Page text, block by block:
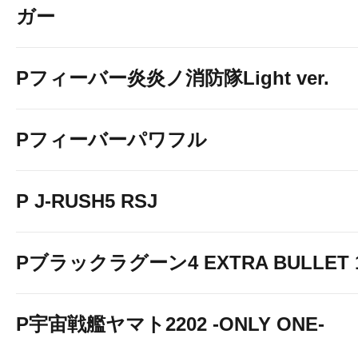
ガー
Pフィーバー炎炎ノ消防隊Light ver.
Pフィーバーパワフル
P J-RUSH5 RSJ
Pブラックラグーン4 EXTRA BULLET
P宇宙戦艦ヤマト2202 -ONLY ONE-